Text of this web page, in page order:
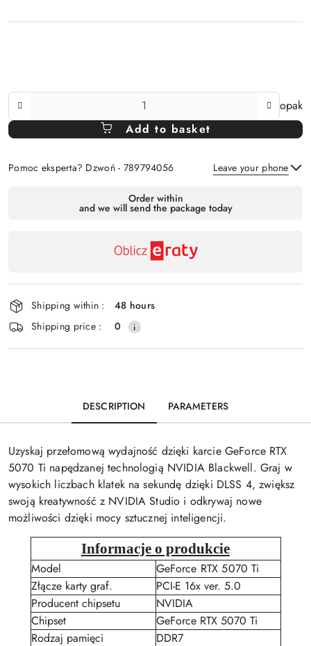
The
Of
opak
Add to basket
Pomoc eksperta? Dzwoń - 789794056 Leave your phone
Order within
and we will send the package today
Shipping within :
48 hours
Shipping price :
0
DESCRIPTION PARAMETERS
Uzyskaj przełomową wydajność dzięki karcie GeForce RTX
5070 Ti napędzanej technologią NVIDIA Blackwell. Graj w
wysokich liczbach klatek na sekundę dzięki DLSS 4, zwiększ
swoją kreatywność z NVIDIA Studio i odkrywaj nowe
możliwości dzięki mocy sztucznej inteligencji.
Informacje o produkcie
Model
GeForce RTX 5070 Ti
Złącze karty graf.
PCI-E 16x ver. 5.0
Producent chipsetu
NVIDIA
Chipset
GeForce RTX 5070 Ti
Rodzaj pamięci
DDR7